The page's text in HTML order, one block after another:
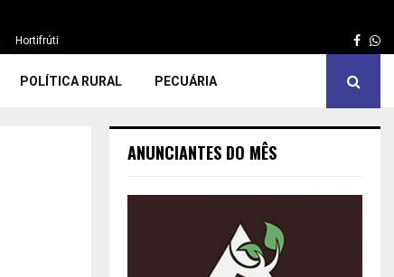
Hortifrúti
POLÍTICA RURAL PECUÁRIA
ANUNCIANTES DO MÊS